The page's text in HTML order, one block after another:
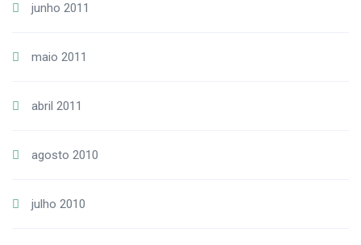
junho 2011
maio 2011
abril 2011
agosto 2010
julho 2010